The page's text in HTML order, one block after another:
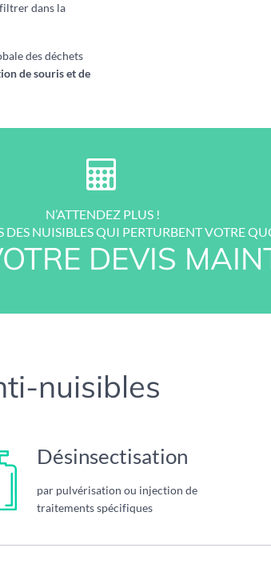
dans la
des déchets
de souris et de
N’ATTENDEZ PLUS !
DES NUISIBLES QUI PERTURBENT VOTRE
DEVIS
nuisibles
Désinsectisation
par pulvérisation ou injection de
traitements spécifiques